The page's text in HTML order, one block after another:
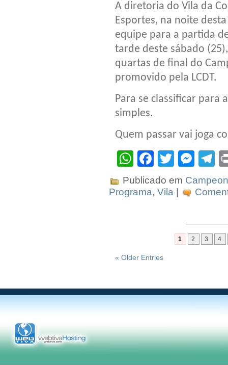
A diretoria do Vila da
Esportes, na noite
equipe para a partida
tarde deste sábado
quartas de final do
promovido pela LCDT.
Para se classificar para
simples.
Quem passar vai joga
WhatsApp
Facebook
Twitter
Publicado em
Programa, Vila
1 2 3 4
« Older Entries